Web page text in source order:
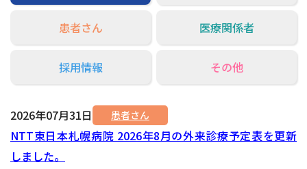
患者さん 医療関係者
採用情報 その他
2026年07月31日 患者さん
NTT東日本札幌病院 2026年8月の外来診療予定表を更新
しました。